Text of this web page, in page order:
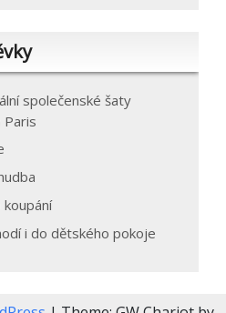
společenské šaty
Paris
koupání
i do dětského pokoje